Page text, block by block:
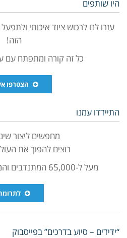
היו שותפים
עזרו לנו לרכוש ציוד איכותי
הזה!
כל זה קורה ומתפתח עם
הצטרפו
התיידדו עמנו
מחפשים ליצור
רוצים להפוך את
מעל ל-65,000 המתנדבים והמתנדבות מחכים לכם!
“ידידים – סיוע בדרכים” בפייסבוק